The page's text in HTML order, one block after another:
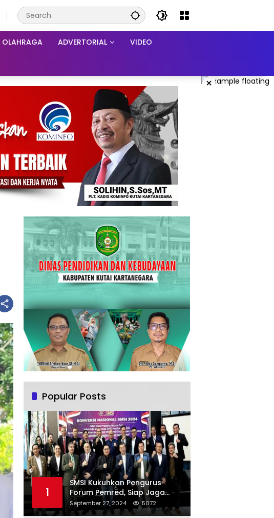
OLAHRAGA ADVERTORIAL VIDEO
×
Popular Posts
1
SMSI Kukuhkan Pengurus
Forum Pemred, Siap Jaga
Kualitas Media Daring di
Indonesia
September 27, 2024 5072